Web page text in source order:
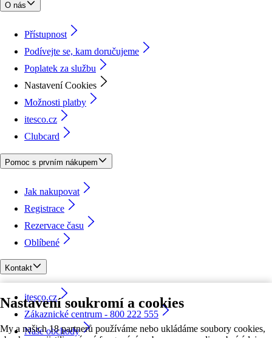
Nastavení soukromí a cookies
My a našich 18 partnerů používáme nebo ukládáme soubory cookies,
O nás
Přístupnost
Podívejte se, kam doručujeme
Poplatek za službu
Nastavení Cookies
Možnosti platby
itesco.cz
Clubcard
Pomoc s prvním nákupem
Jak nakupovat
Registrace
Rezervace času
Oblíbené
Kontakt
itesco.cz
Zákaznické centrum - 800 222 555
Naše obchody